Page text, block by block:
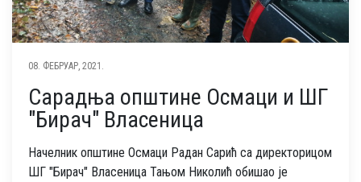
08. ФЕБРУАР, 2021.
Сарадња општине Осмаци и ШГ
"Бирач" Власеница
Начелник општине Осмаци Радан Сарић са директорицом
ШГ "Бирач" Власеница Тањом Николић обишао је